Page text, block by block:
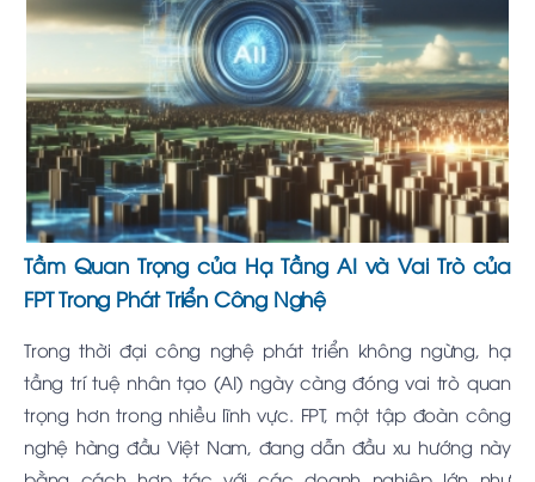
Tầm Quan Trọng của Hạ Tầng AI và Vai Trò của
FPT Trong Phát Triển Công Nghệ
Trong thời đại công nghệ phát triển không ngừng, hạ
tầng trí tuệ nhân tạo (AI) ngày càng đóng vai trò quan
trọng hơn trong nhiều lĩnh vực. FPT, một tập đoàn công
nghệ hàng đầu Việt Nam, đang dẫn đầu xu hướng này